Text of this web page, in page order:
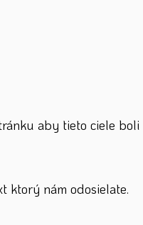
aby tieto ciele boli
ktorý nám odosielate.